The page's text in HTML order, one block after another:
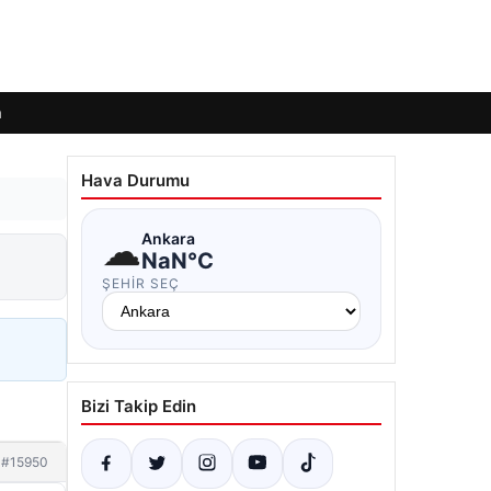
#15950
Hava Durumu
☁Ankara
NaN°C
ŞEHIR SEÇ
Bizi Takip Edin